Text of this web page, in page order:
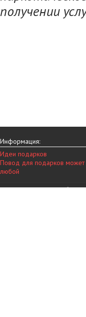
получении
Информация:
Идеи подарков
Повод для подарков может
любой
сертификатов в